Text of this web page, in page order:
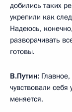
добились таких
укрепили как
Надеюсь,
разворачивать
готовы.
В.Путин:
чувствовали
меняется.